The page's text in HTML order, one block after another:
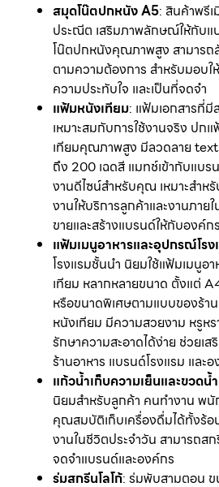
สมุดโน๊ตปกหนังA5: สินค้าพรี
ประณีต เสริมภาพลักษณ์ให้กับ
โน๊ตปกหนังคุณภาพสูง สามารถ
ตามความต้องการ สำหรับมอบ
ความประทับใจ และเป็นที่จดจำ
แฟ้มหนังเทียม: แฟ้มเอกสารที่
เหมาะสมกับการใช้งานจริง ป
เทียมคุณภาพสูง มีลวดลาย
ถึง 200 เฉดสี แมทช์เข้ากับแบร
งานดีไซน์สำหรับคุณ เหมาะสำห
งานให้บริการลูกค้าและงานภาย
ขายและสร้างแบรนด์ให้กับองค์
แฟ้มเมนูอาหารและอุปกรณ์โรง
โรงแรมชั้นนำ นิยมใช้แฟ้มเมนูอ
เทียม หลากหลายขนาด ตั้งแต่
หรือขนาดพิเศษตามแบบของร้า
หนังเทียม มีความสวยงาม หรูห
รักษาความสะอาดได้ง่าย ช่วยเ
ร้านอาหาร แบรนด์โรงแรม และ
แก้วน้ำเก็บความเย็นและขวดน้
นิยมสำหรับลูกค้า คนทำงาน พ
คุณสมบัติเก็บเครื่องดื่มได้ทั้งร้อ
งานในชีวิตประจำวัน สามารถส
จดจำแบรนด์และองค์กร
ร่มสกรีนโลโก้: ร่มพับสามตอน